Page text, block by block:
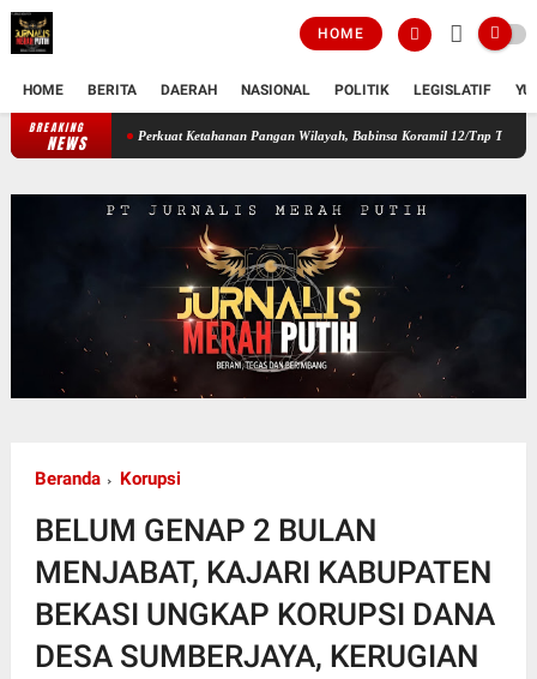
HOME
HOME BERITA DAERAH NASIONAL POLITIK LEGISLATIF
BREAKING
NEWSPerkuat Ketahanan Pangan Wilayah, Babinsa Koramil 12/Tnp Turun Tangan
Beranda Korupsi
BELUM GENAP 2 BULAN
MENJABAT, KAJARI KABUPATEN
BEKASI UNGKAP KORUPSI DANA
DESA SUMBERJAYA, KERUGIAN